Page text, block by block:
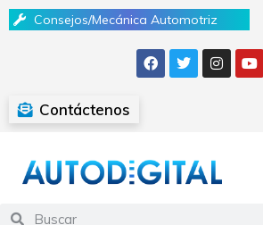
Consejos/Mecánica Automotriz
Contáctenos